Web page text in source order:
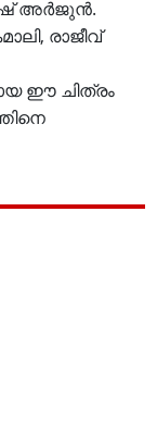
അർജുൻ.
രാജീവ്
ഈ ചിത്രം